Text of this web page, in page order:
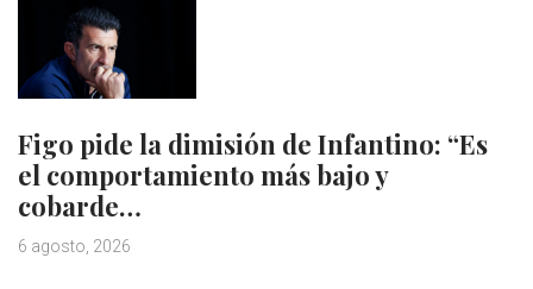
Figo pide la dimisión de Infantino: “Es
el comportamiento más bajo y
cobarde…
6 agosto, 2026